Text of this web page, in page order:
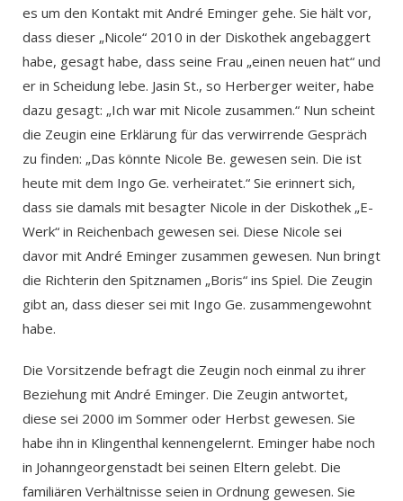
es um den Kontakt mit André Eminger gehe. Sie hält vor,
dass dieser „Nicole“ 2010 in der Diskothek angebaggert
habe, gesagt habe, dass seine Frau „einen neuen hat“ und
er in Scheidung lebe. Jasin St., so Herberger weiter, habe
dazu gesagt: „Ich war mit Nicole zusammen.“ Nun scheint
die Zeugin eine Erklärung für das verwirrende Gespräch
zu finden: „Das könnte Nicole Be. gewesen sein. Die ist
heute mit dem Ingo Ge. verheiratet.“ Sie erinnert sich,
dass sie damals mit besagter Nicole in der Diskothek „E-
Werk“ in Reichenbach gewesen sei. Diese Nicole sei
davor mit André Eminger zusammen gewesen. Nun bringt
die Richterin den Spitznamen „Boris“ ins Spiel. Die Zeugin
gibt an, dass dieser sei mit Ingo Ge. zusammengewohnt
habe.
Die Vorsitzende befragt die Zeugin noch einmal zu ihrer
Beziehung mit André Eminger. Die Zeugin antwortet,
diese sei 2000 im Sommer oder Herbst gewesen. Sie
habe ihn in Klingenthal kennengelernt. Eminger habe noch
in Johanngeorgenstadt bei seinen Eltern gelebt. Die
familiären Verhältnisse seien in Ordnung gewesen. Sie